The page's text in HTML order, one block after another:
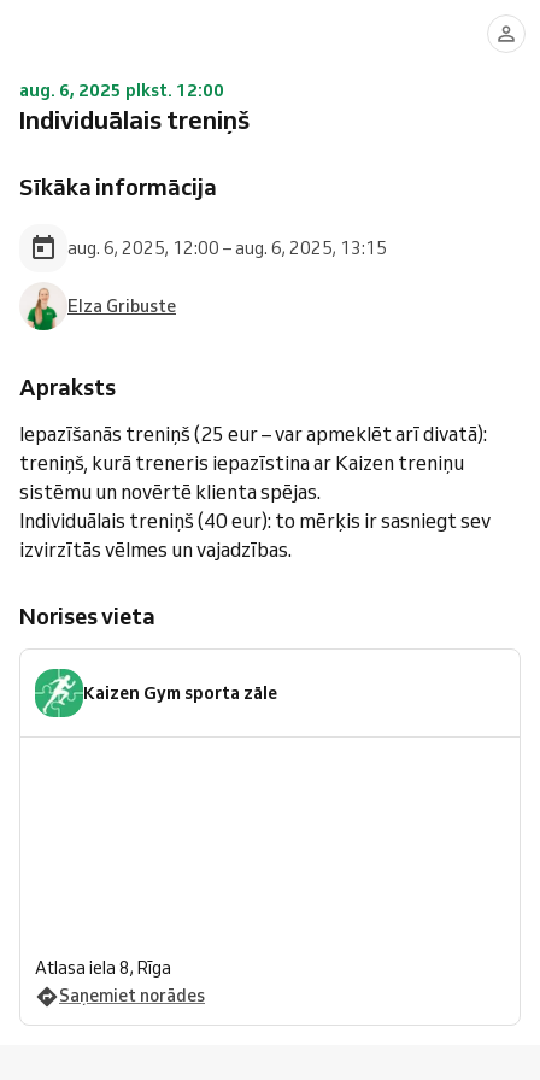
aug. 6, 2025 plkst. 12:00
Individuālais treniņš
Sīkāka informācija
aug. 6, 2025, 12:00 – aug. 6, 2025, 13:15
Elza Gribuste
Apraksts
Iepazīšanās treniņš (25 eur – var apmeklēt arī divatā):
treniņš, kurā treneris iepazīstina ar Kaizen treniņu
sistēmu un novērtē klienta spējas.
Individuālais treniņš (40 eur): to mērķis ir sasniegt sev
izvirzītās vēlmes un vajadzības.
Norises vieta
Kaizen Gym sporta zāle
Atlasa iela 8, Rīga
Saņemiet norādes